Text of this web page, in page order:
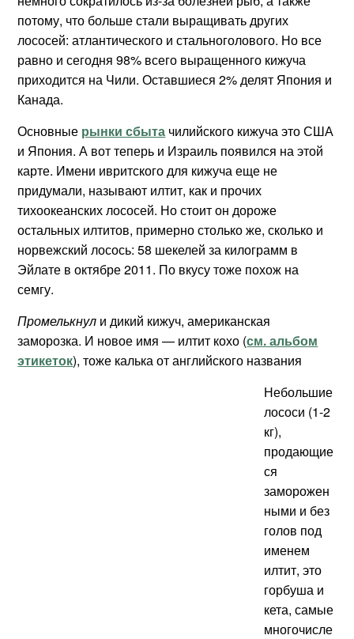
потому, что больше стали выращивать других
лососей: атлантического и стальноголового. Но все
равно и сегодня 98% всего выращенного кижуча
приходится на Чили. Оставшиеся 2% делят Япония и
Канада.
Основные рынки сбыта чилийского кижуча это США
и Япония. А вот теперь и Израиль появился на этой
карте. Имени ивритского для кижуча еще не
придумали, называют илтит, как и прочих
тихоокеанских лососей. Но стоит он дороже
остальных илтитов, примерно столько же, сколько и
норвежский лосось: 58 шекелей за килограмм в
Эйлате в октябре 2011. По вкусу тоже похож на
семгу.
Промелькнул и дикий кижуч, американская
заморозка. И новое имя — илтит кохо (см. альбом
этикеток), тоже калька от английского названия
Небольшие
лососи (1-2
кг),
продающие
ся
заморожен
ными и без
голов под
именем
илтит, это
горбуша и
кета, самые
многочисле